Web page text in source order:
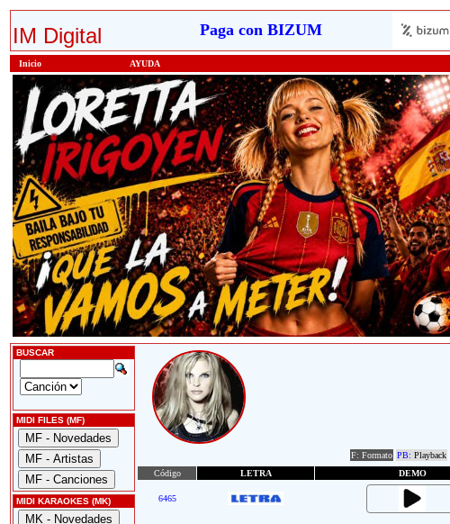
IM Digital Paga con BIZUM
Inicio AYUDA
BUSCAR
MIDI FILES (MF)
MIDI KARAOKES (MK)
F: Formato PB: Playback
Código
LETRA DEMO
6465